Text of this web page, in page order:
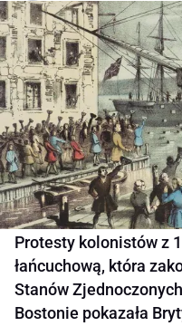
Protesty kolonistów z
łańcuchową, która
Stanów
Bostonie pokazała